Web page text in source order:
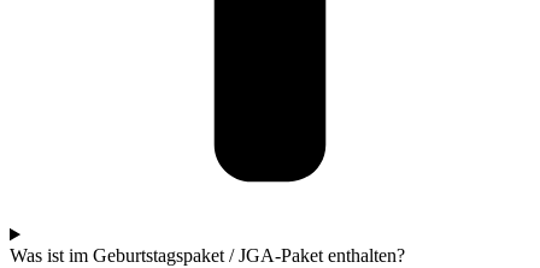
Was ist im Geburtstagspaket / JGA-Paket enthalten?